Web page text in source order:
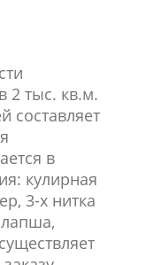
2 тыс. кв.м.
составляет
в
кулирная
3-х нитка